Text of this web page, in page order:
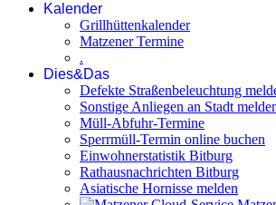
Kalender
Grillhüttenkalender
Matzener Termine
.
Dies&Das
Defekte Straßenbeleuchtung
Sonstige Anliegen an Stadt
Müll-Abfuhr-Termine
Sperrmüll-Termin online buchen
Einwohnerstatistik Bitburg
Rathausnachrichten Bitburg
Asiatische Hornisse melden